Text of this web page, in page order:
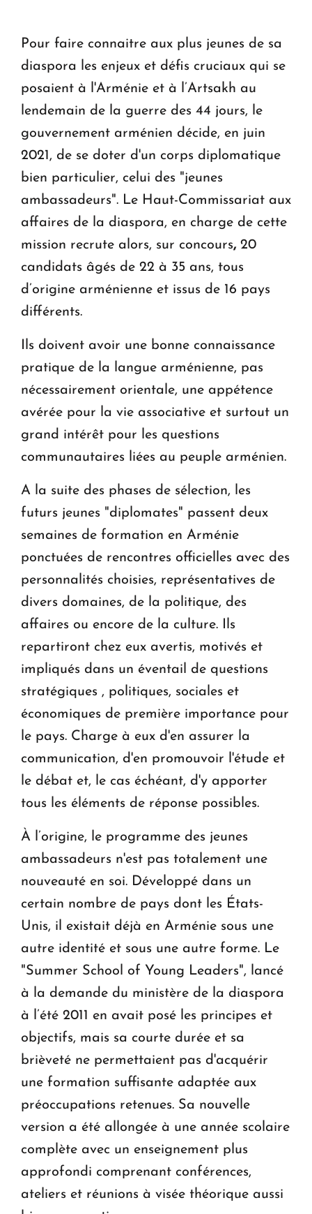
Pour faire connaitre aux plus jeunes de sa
diaspora les enjeux et défis cruciaux qui se
posaient à l'Arménie et à l’Artsakh au
lendemain de la guerre des 44 jours, le
gouvernement arménien décide, en juin
2021, de se doter d'un corps diplomatique
bien particulier, celui des "jeunes
ambassadeurs". Le Haut-Commissariat aux
affaires de la diaspora, en charge de cette
mission recrute alors, sur concours,20
candidats âgés de 22 à 35 ans, tous
d’origine arménienne et issus de 16 pays
différents.
Ils doivent avoir une bonne connaissance
pratique de la langue arménienne, pas
nécessairement orientale, une appétence
avérée pour la vie associative et surtout un
grand intérêt pour les questions
communautaires liées au peuple arménien.
A la suite des phases de sélection, les
futurs jeunes "diplomates" passent deux
semaines de formation en Arménie
ponctuées de rencontres officielles avec des
personnalités choisies, représentatives de
divers domaines, de la politique, des
affaires ou encore de la culture. Ils
repartiront chez eux avertis, motivés et
impliqués dans un éventail de questions
stratégiques , politiques, sociales et
économiques de première importance pour
le pays. Charge à eux d'en assurer la
communication, d'en promouvoir l'étude et
le débat et, le cas échéant, d'y apporter
tous les éléments de réponse possibles.
À l’origine, le programme des jeunes
ambassadeurs n'est pas totalement une
nouveauté en soi. Développé dans un
certain nombre de pays dont les États-
Unis, il existait déjà en Arménie sous une
autre identité et sous une autre forme. Le
"Summer School of Young Leaders", lancé
à la demande du ministère de la diaspora
à l’été 2011 en avait posé les principes et
objectifs, mais sa courte durée et sa
brièveté ne permettaient pas d'acquérir
une formation suffisante adaptée aux
préoccupations retenues. Sa nouvelle
version a été allongée à une année scolaire
complète avec un enseignement plus
approfondi comprenant conférences,
ateliers et réunions à visée théorique aussi